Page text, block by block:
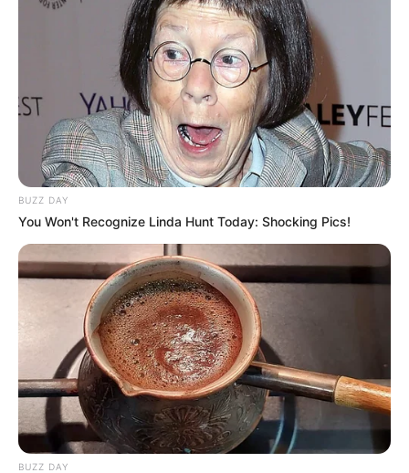
BUZZ DAY
You Won't Recognize Linda Hunt Today: Shocking Pics!
BUZZ DAY